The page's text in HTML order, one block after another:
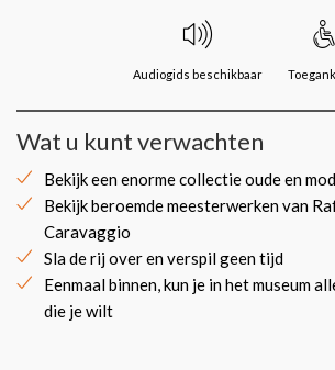
Audiogids beschikbaar
Wat u kunt verwachten
Bekijk een enorme collectie oude en
Bekijk beroemde meesterwerken van
Caravaggio
Sla de rij over en verspil geen tijd
Eenmaal binnen, kun je in het museum
die je wilt